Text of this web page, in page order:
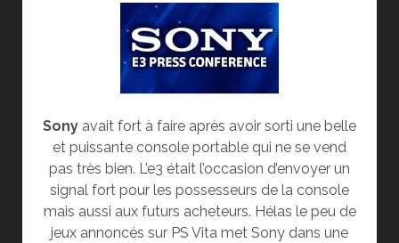
Sony avait fort à faire après avoir sorti une belle
et puissante console portable qui ne se vend
pas très bien. L’e3 était l’occasion d’envoyer un
signal fort pour les possesseurs de la console
mais aussi aux futurs acheteurs. Hélas le peu de
jeux annoncés sur PS Vita met Sony dans une